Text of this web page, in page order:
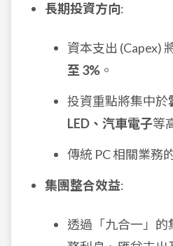
長期投資方向:
資本支出 (Capex)
至 3% 。
投資重點將集中於
LED、汽車電子等
傳統 PC 相關業務
集團整合效益:
透過「九合一」